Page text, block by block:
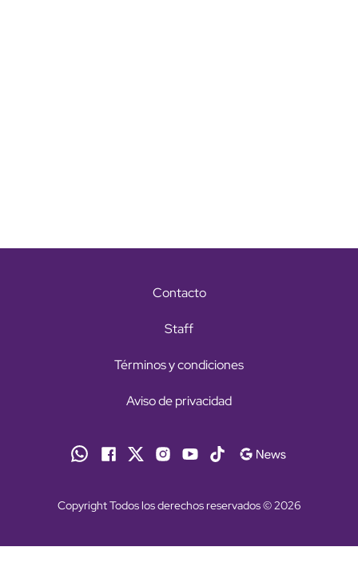
Contacto
Staff
Términos y condiciones
Aviso de privacidad
Copyright Todos los derechos reservados © 2026